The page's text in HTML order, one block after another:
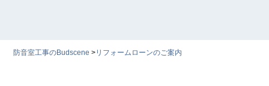
防音室工事のBudscene > リフォームローンのご案内